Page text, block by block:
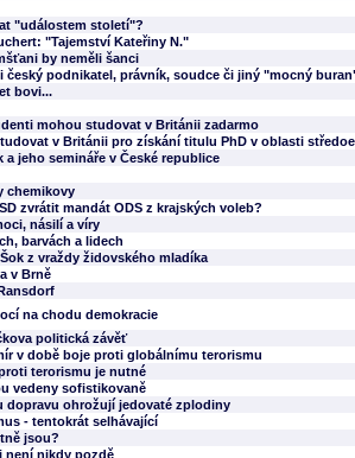
"událostem století"?
"Tajemství Kateřiny N."
by neměli šanci
český podnikatel, právník, soudce či jiný "mocný
bovi...
mohou studovat v Británii zadarmo
v Británii pro získání titulu PhD v oblasti
a jeho semináře v České republice
chemikovy
zvrátit mandát ODS z krajských voleb?
násilí a víry
barvách a lidech
z vraždy židovského mladíka
v Brně
na chodu demokracie
politická závěť
v době boje proti globálnímu terorismu
terorismu je nutné
vedeny sofistikovaně
dopravu ohrožují jedovaté zplodiny
- tentokrát selhávající
jsou?
není nikdy pozdě